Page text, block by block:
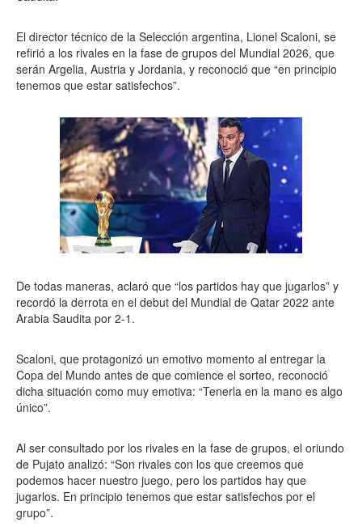
El director técnico de la Selección argentina, Lionel Scaloni, se
refirió a los rivales en la fase de grupos del Mundial 2026, que
serán Argelia, Austria y Jordania, y reconoció que “en principio
tenemos que estar satisfechos”.
De todas maneras, aclaró que “los partidos hay que jugarlos” y
recordó la derrota en el debut del Mundial de Qatar 2022 ante
Arabia Saudita por 2-1.
Scaloni, que protagonizó un emotivo momento al entregar la
Copa del Mundo antes de que comience el sorteo, reconoció
dicha situación como muy emotiva: “Tenerla en la mano es algo
único”.
Al ser consultado por los rivales en la fase de grupos, el oriundo
de Pujato analizó: “Son rivales con los que creemos que
podemos hacer nuestro juego, pero los partidos hay que
jugarlos. En principio tenemos que estar satisfechos por el
grupo”.